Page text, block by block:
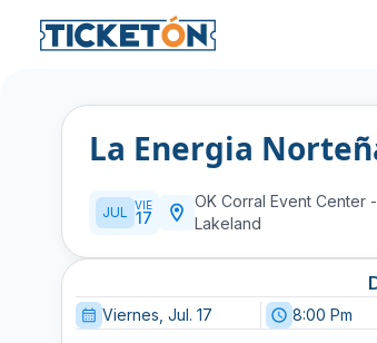
La Energia
JUL VIE
17
OK Corral Event Center -
Lakeland
Viernes, Jul. 17 8:00 Pm